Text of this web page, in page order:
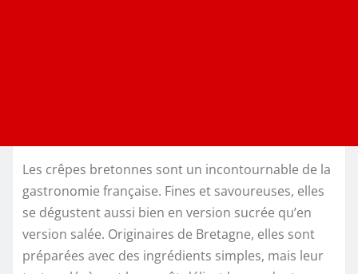
Les crêpes bretonnes sont un incontournable de la
gastronomie française. Fines et savoureuses, elles
se dégustent aussi bien en version sucrée qu’en
version salée. Originaires de Bretagne, elles sont
préparées avec des ingrédients simples, mais leur